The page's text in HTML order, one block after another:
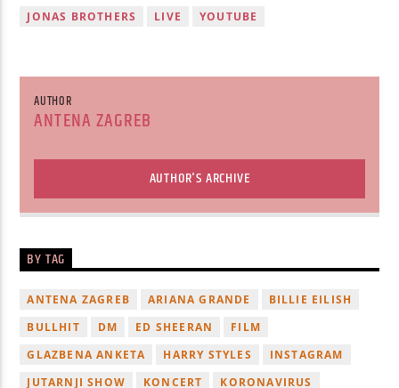
JONAS BROTHERS
LIVE YOUTUBE
AUTHOR
ANTENA ZAGREB
AUTHOR'S ARCHIVE
BY TAG
ANTENA ZAGREB ARIANA GRANDE
BILLIE EILISH
BULLHIT
DM ED SHEERAN
FILM
GLAZBENA ANKETA
HARRY STYLES
INSTAGRAM
JUTARNJI SHOW
KONCERT
KORONAVIRUS